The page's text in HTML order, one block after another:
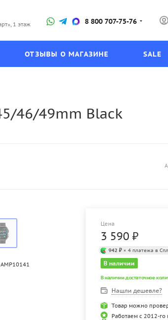
1 этаж
8 800 707-75-76
ОТЗЫВЫ О МАГАЗИНЕ SALE
46/49mm Black
AMP10141
Цена
3 590 ₽
942 ₽ × 4 платежа в
В наличии
В наличии достаточное
Нашли дешевле?
Товар можно
Работаем с 2012-го